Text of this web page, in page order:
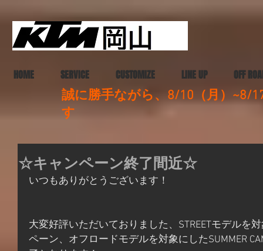
HOME SERVICE CUSTOMIZE LINE UP OFF
誠に勝手ながら、8/10（月）~8/
す
☆キャンペーン終了間近☆
いつもありがとうございます！
大変好評いただいておりました、STREETモデルを
ペーン、オフロードモデルを対象にしたSUMMER